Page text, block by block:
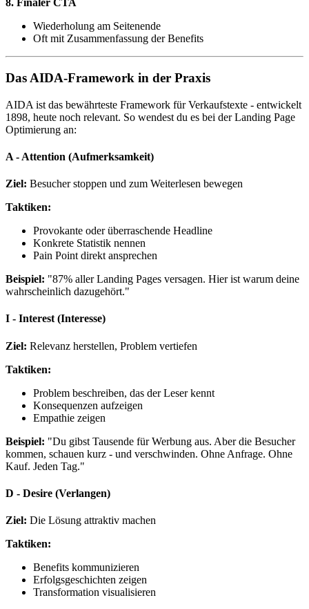
8. Finaler CTA
Wiederholung am Seitenende
Oft mit Zusammenfassung der Benefits
Das AIDA-Framework in der Praxis
AIDA ist das bewährteste Framework für Verkaufstexte - entwickelt
1898, heute noch relevant. So wendest du es bei der Landing Page
Optimierung an:
A - Attention (Aufmerksamkeit)
Ziel: Besucher stoppen und zum Weiterlesen bewegen
Taktiken:
Provokante oder überraschende Headline
Konkrete Statistik nennen
Pain Point direkt ansprechen
Beispiel: "87% aller Landing Pages versagen. Hier ist warum deine
wahrscheinlich dazugehört."
I - Interest (Interesse)
Ziel: Relevanz herstellen, Problem vertiefen
Taktiken:
Problem beschreiben, das der Leser kennt
Konsequenzen aufzeigen
Empathie zeigen
Beispiel: "Du gibst Tausende für Werbung aus. Aber die Besucher
kommen, schauen kurz - und verschwinden. Ohne Anfrage. Ohne
Kauf. Jeden Tag."
D - Desire (Verlangen)
Ziel: Die Lösung attraktiv machen
Taktiken:
Benefits kommunizieren
Erfolgsgeschichten zeigen
Transformation visualisieren